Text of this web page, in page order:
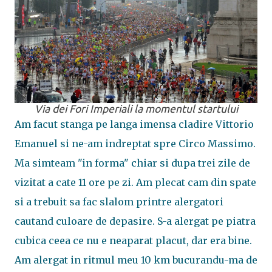
Via dei Fori Imperiali la momentul startului
Am facut stanga pe langa imensa cladire Vittorio
Emanuel si ne-am indreptat spre Circo Massimo.
Ma simteam "in forma" chiar si dupa trei zile de
vizitat a cate 11 ore pe zi. Am plecat cam din spate
si a trebuit sa fac slalom printre alergatori
cautand culoare de depasire. S-a alergat pe piatra
cubica ceea ce nu e neaparat placut, dar era bine.
Am alergat in ritmul meu 10 km bucurandu-ma de